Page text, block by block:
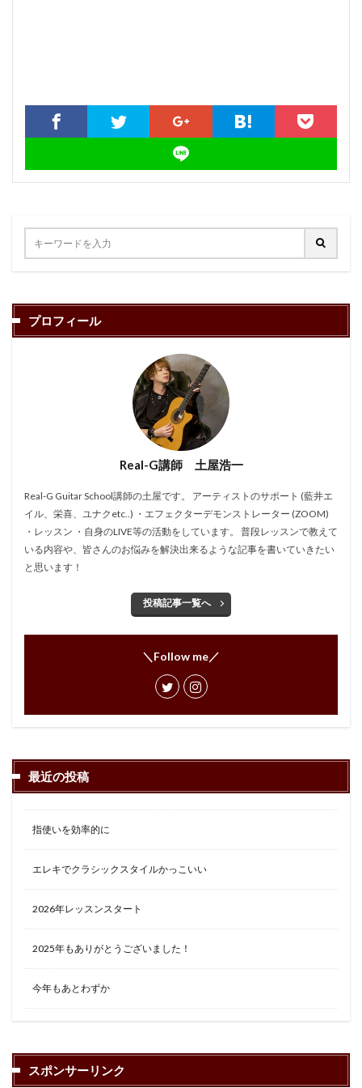
プロフィール
Real-G講師 土屋浩一
Real-G Guitar School講師の土屋です。 アーティストのサポート (藍井エ
イル、栄喜、ユナクetc..) ・エフェクターデモンストレーター (ZOOM)
・レッスン ・自身のLIVE等の活動をしています。 普段レッスンで教えて
いる内容や、皆さんのお悩みを解決出来るような記事を書いていきたい
と思います！
投稿記事一覧へ
＼Follow me／
最近の投稿
指使いを効率的に
エレキでクラシックスタイルかっこいい
2026年レッスンスタート
2025年もありがとうございました！
今年もあとわずか
スポンサーリンク